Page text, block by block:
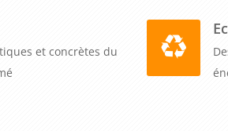
et concrètes du